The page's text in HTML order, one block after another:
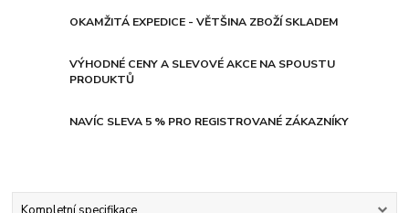
OKAMŽITÁ EXPEDICE - VĚTŠINA ZBOŽÍ SKLADEM
VÝHODNÉ CENY A SLEVOVÉ AKCE NA SPOUSTU
PRODUKTŮ
NAVÍC SLEVA 5 % PRO REGISTROVANÉ ZÁKAZNÍKY